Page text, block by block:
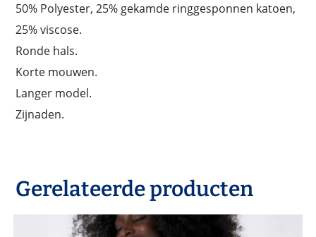
50% Polyester, 25% gekamde ringgesponnen katoen,
25% viscose.
Ronde hals.
Korte mouwen.
Langer model.
Zijnaden.
Gerelateerde producten